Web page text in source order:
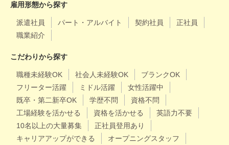
雇用形態から探す
派遣社員 パート・アルバイト 契約社員
正社員
職業紹介
こだわりから探す
職種未経験OK 社会人未経験OK
ブランクOK
フリーター活躍
ミドル活躍
女性活躍中
既卒・第二新卒OK
学歴不問
資格不問
工場経験を活かせる
資格を活かせる
英語力不要
10名以上の大量募集
正社員登用あり
キャリアアップができる
オープニングスタッフ